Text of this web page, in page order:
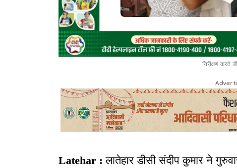
निरीक्षण करते
Latehar :लातेहार डीसी संदीप कुमार ने